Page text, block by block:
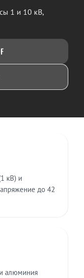
1 и 10 кВ,
кВ) и
до 42
алюминия